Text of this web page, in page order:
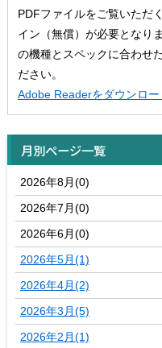
PDFファイルをご覧いただ
イン（無償）が必要となり
の機種とスペックに合わせ
ださい。
Adobe Readerをダウンロー
月別ページ一覧
2026年8月(0)
2026年7月(0)
2026年6月(0)
2026年5月(1)
2026年4月(2)
2026年3月(5)
2026年2月(1)